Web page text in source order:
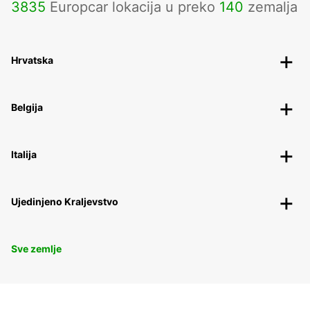
3835 Europcar lokacija u preko 140 zemalja
Hrvatska
Belgija
Italija
Ujedinjeno Kraljevstvo
Sve zemlje